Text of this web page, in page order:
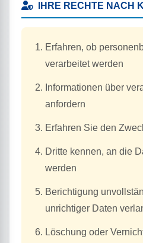
IHRE RECHTE NACH
Erfahren, ob
verarbeitet werden
Informationen über
anfordern
Erfahren Sie den
Dritte kennen, an die
werden
Berichtigung
unrichtiger Daten
Löschung oder